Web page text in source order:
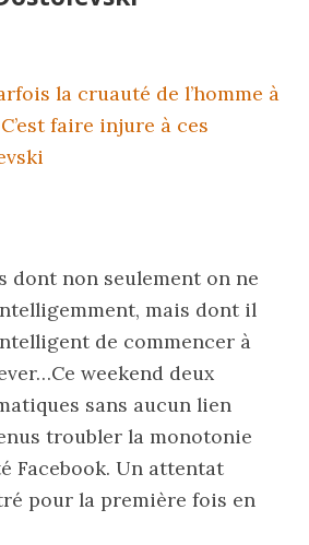
dont non seulement on ne
mais dont il
de commencer à
weekend deux
sans aucun lien
troubler la monotonie
Facebook. Un attentat
pour la première fois en